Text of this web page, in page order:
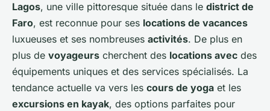
Lagos, une ville pittoresque située dans le district de
Faro, est reconnue pour ses locations de vacances
luxueuses et ses nombreuses activités. De plus en
plus de voyageurs cherchent des locations avec des
équipements uniques et des services spécialisés. La
tendance actuelle va vers les cours de yoga et les
excursions en kayak, des options parfaites pour